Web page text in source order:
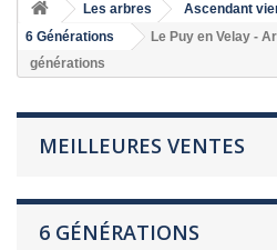
Les arbres Ascendant
6 Générations
Le Puy en Velay -
générations
MEILLEURES VENTES
6 GÉNÉRATIONS